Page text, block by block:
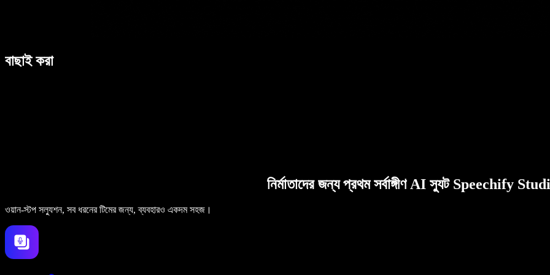
বাছাই করা
নির্মাতাদের জন্য প্রথম সর্বাঙ্গীণ AI স্যুট Speechify
ওয়ান-স্টপ সল্যুশন, সব ধরনের টিমের জন্য, ব্যবহারও একদম সহজ।